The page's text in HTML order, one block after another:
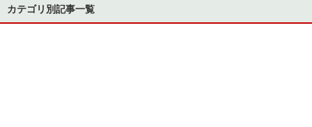
カテゴリ別記事一覧